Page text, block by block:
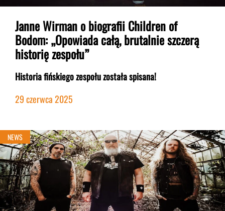
Janne Wirman o biografii Children of
Bodom: „Opowiada całą, brutalnie szczerą
historię zespołu”
Historia fińskiego zespołu została spisana!
29 czerwca 2025
NEWS